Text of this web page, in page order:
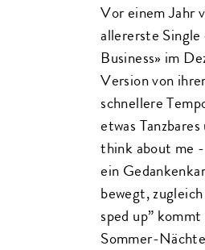
Vor einem Jahr
allererste Single
Business» im
Version von
schnellere
etwas
think about me
ein
bewegt,
sped up”
Sommer-